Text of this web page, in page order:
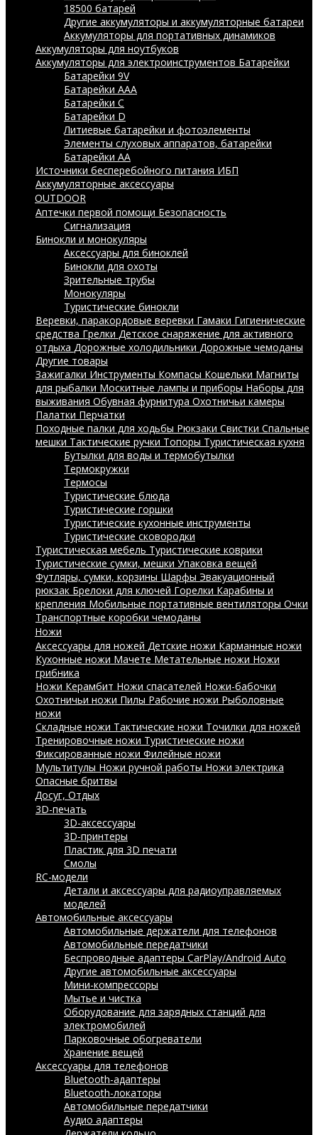
18500 батарей
Другие аккумуляторы и аккумуляторные батареи
Аккумуляторы для портативных динамиков
Аккумуляторы для ноутбуков
Аккумуляторы для электроинструментов Батарейки
Батарейки 9V
Батарейки AAA
Батарейки C
Батарейки D
Литиевые батарейки и фотоэлементы
Элементы слуховых аппаратов, батарейки
Батарейки AA
Источники бесперебойного питания ИБП
Аккумуляторные аксессуары
OUTDOOR
Аптечки первой помощи Безопасность
Сигнализация
Бинокли и монокуляры
Аксессуары для биноклей
Бинокли для охоты
Зрительные трубы
Монокуляры
Туристические бинокли
Веревки, паракордовые веревки Гамаки Гигиенические
средства Грелки Детское снаряжение для активного
отдыха Дорожные холодильники Дорожные чемоданы
Другие товары
Зажигалки Инструменты Компасы Кошельки Магниты
для рыбалки Москитные лампы и приборы Наборы для
выживания Обувная фурнитура Охотничьи камеры
Палатки Перчатки
Походные палки для ходьбы Рюкзаки Свистки Спальные
мешки Тактические ручки Топоры Туристическая кухня
Бутылки для воды и термобутылки
Термокружки
Термосы
Туристические блюда
Туристические горшки
Туристические кухонные инструменты
Туристические сковородки
Туристическая мебель Туристические коврики
Туристические сумки, мешки Упаковка вещей
Футляры, сумки, корзины Шарфы Эвакуационный
рюкзак Брелоки для ключей Горелки Карабины и
крепления Мобильные портативные вентиляторы Очки
Транспортные коробки чемоданы
Ножи
Аксессуары для ножей Детские ножи Карманные ножи
Кухонные ножи Мачете Метательные ножи Ножи
грибника
Ножи Керамбит Ножи спасателей Ножи-бабочки
Охотничьи ножи Пилы Рабочие ножи Рыболовные
ножи
Складные ножи Тактические ножи Точилки для ножей
Тренировочные ножи Туристические ножи
Фиксированные ножи Филейные ножи
Мультитулы Ножи ручной работы Ножи электрика
Опасные бритвы
Досуг, Отдых
3D-печать
3D-аксессуары
3D-принтеры
Пластик для 3D печати
Смолы
RC-модели
Детали и аксессуары для радиоуправляемых
моделей
Автомобильные аксессуары
Автомобильные держатели для телефонов
Автомобильные передатчики
Беспроводные адаптеры CarPlay/Android Auto
Другие автомобильные аксессуары
Мини-компрессоры
Мытье и чистка
Оборудование для зарядных станций для
электромобилей
Парковочные обогреватели
Хранение вещей
Аксессуары для телефонов
Bluetooth-адаптеры
Bluetooth-локаторы
Автомобильные передатчики
Аудио адаптеры